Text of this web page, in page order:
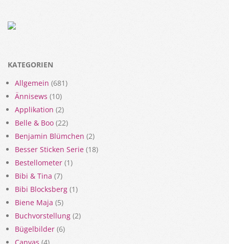
KATEGORIEN
Allgemein (681)
Ännisews (10)
Applikation (2)
Belle & Boo (22)
Benjamin Blümchen (2)
Besser Sticken Serie (18)
Bestellometer (1)
Bibi & Tina (7)
Bibi Blocksberg (1)
Biene Maja (5)
Buchvorstellung (2)
Bügelbilder (6)